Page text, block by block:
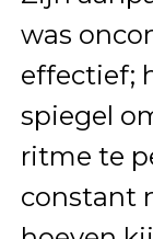
was
effectief;
spiegel
ritme te
constant